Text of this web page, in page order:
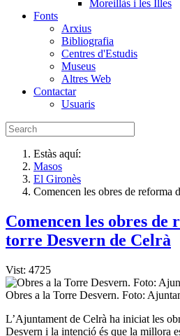
Moreillàs i les Illes
Fonts
Arxius
Bibliografia
Centres d'Estudis
Museus
Altres Web
Contactar
Usuaris
Estàs aquí:
Masos
El Gironès
Comencen les obres de reforma
Comencen les obres de
torre Desvern de Celrà
Vist: 4725
Obres a la Torre Desvern. Foto:
L’Ajuntament de Celrà ha iniciat les
Desvern i la intenció és que la millora